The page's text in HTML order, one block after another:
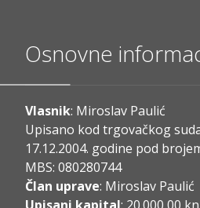
Osnovne
Vlasnik: Miroslav Paulić
Upisano kod trgovačkog
17.12.2004. godine pod
MBS: 080280744
Član uprave: Miroslav Paulić